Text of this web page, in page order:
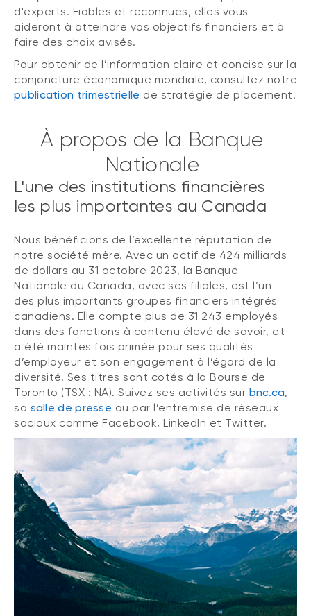
d'experts. Fiables et reconnues, elles vous
aideront à atteindre vos objectifs financiers et à
faire des choix avisés.
Pour obtenir de l’information claire et concise sur la
conjoncture économique mondiale, consultez notre
publication trimestrielle de stratégie de placement.
À propos de la Banque
Nationale
L'une des institutions financières
les plus importantes au Canada
Nous bénéficions de l’excellente réputation de
notre société mère. Avec un actif de 424 milliards
de dollars au 31 octobre 2023, la Banque
Nationale du Canada, avec ses filiales, est l’un
des plus importants groupes financiers intégrés
canadiens. Elle compte plus de 31 243 employés
dans des fonctions à contenu élevé de savoir, et
a été maintes fois primée pour ses qualités
d’employeur et son engagement à l’égard de la
diversité. Ses titres sont cotés à la Bourse de
Toronto (TSX : NA). Suivez ses activités sur bnc.ca,
sa salle de presse ou par l’entremise de réseaux
sociaux comme Facebook, LinkedIn et Twitter.